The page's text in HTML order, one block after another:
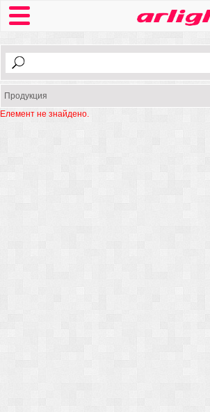
Продукция
Елемент не знайдено.